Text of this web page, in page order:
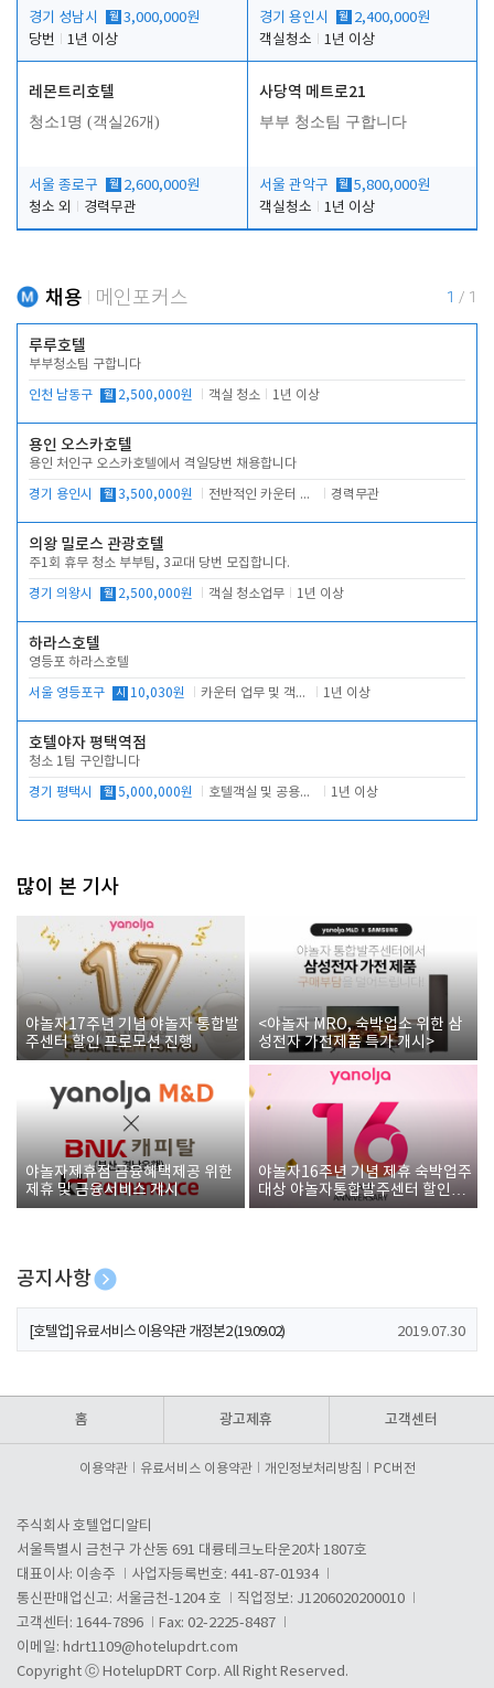
경기 성남시 월 3,000,000원
당번
1년 이상
경기 용인시 월 2,400,000원
객실청소
1년 이상
레몬트리호텔
청소1명 (객실26개)
서울 종로구 월 2,600,000원
청소 외
경력무관
사당역 메트로21
부부 청소팀 구합니다
서울 관악구 월 5,800,000원
객실청소
1년 이상
채용 메인포커스 1 / 1
루루호텔
부부청소팀 구합니다
인천 남동구 월 2,500,000원 객실 청소 1년 이상
용인 오스카호텔
용인 처인구 오스카호텔에서 격일당번 채용합니다
경기 용인시 월 3,500,000원 전반적인 카운터 업무 경력무관
의왕 밀로스 관광호텔
주1회 휴무 청소 부부팀, 3교대 당번 모집합니다.
경기 의왕시 월 2,500,000원 객실 청소업무 1년 이상
하라스호텔
영등포 하라스호텔
서울 영등포구 시 10,030원 카운터 업무 및 객실관리(청소상태 확인, 객실판매) 1년 이상
호텔야자 평택역점
청소 1팀 구인합니다
경기 평택시 월 5,000,000원 호텔객실 및 공용시설 청소 관리 1년 이상
많이 본 기사
야놀자17주년 기념 야놀자 통합발
주센터 할인 프로모션 진행
<야놀자 MRO, 숙박업소 위한 삼
성전자 가전제품 특가 개시>
야놀자제휴점 금융혜택제공 위한
제휴 및 금융서비스 게시
야놀자16주년 기념 제휴 숙박업주
대상 야놀자통합발주센터 할인쿠
폰 증정
공지사항
[호텔업] 개인정보 처리방침 개정본1 (19.09.02)
[호텔업] 유료서비스 이용약관 개정본2 (19.09.02) 2019.07.30
홈 광고제휴 고객센터
이용약관 유료서비스 이용약관 개인정보처리방침 PC버전
주식회사 호텔업디알티
서울특별시 금천구 가산동 691 대륭테크노타운20차 1807호
대표이사: 이송주
사업자등록번호: 441-87-01934
통신판매업신고: 서울금천-1204 호
직업정보: J1206020200010
고객센터: 1644-7896
Fax: 02-2225-8487
이메일: hdrt1109@hotelupdrt.com
Copyright ⓒ HotelupDRT Corp. All Right Reserved.